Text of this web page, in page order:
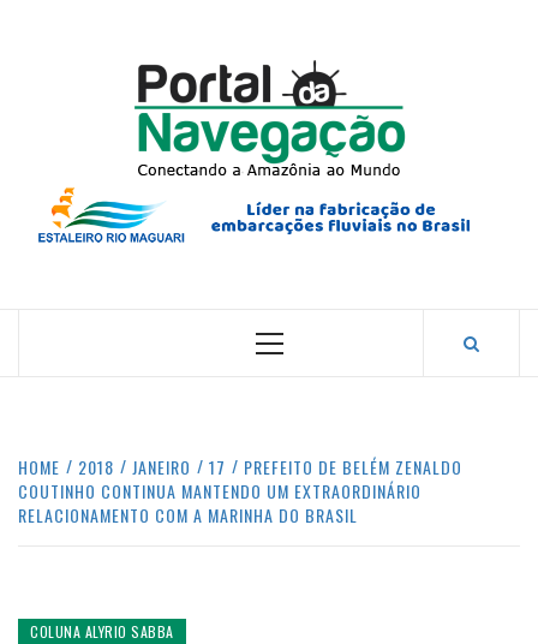
CONECTANDO A AMAZÔNIA COM O MUNDO.
Primary
HOME 2018 JANEIRO 17
PREFEITO DE BELÉM ZENALDO
COUTINHO CONTINUA MANTENDO UM EXTRAORDINÁRIO
RELACIONAMENTO COM A MARINHA DO BRASIL
COLUNA ALYRIO SABBA